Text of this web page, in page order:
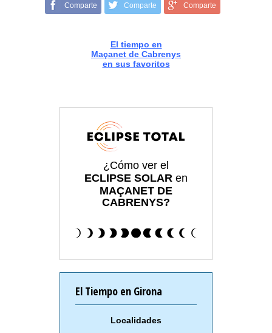
Comparte Comparte Comparte
El tiempo en
Maçanet de Cabrenys
en sus favoritos
¿Cómo ver el
ECLIPSE SOLAR en
MAÇANET DE
CABRENYS?
El Tiempo en Girona
Localidades